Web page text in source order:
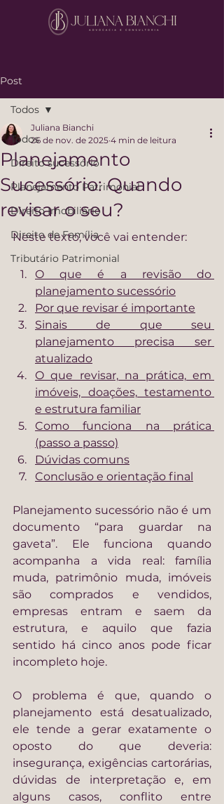
Post
Todos
Direito sucessório
Planejamento Patrimonial
Direito Imobiliário
Direito de Família
Tributário Patrimonial
Todos
Planejamento
Sucessório: Quando
revisar o seu?
Juliana Bianchi
26 de nov. de 2025 4 min de leitura
Neste texto, você vai entender:
O que é a revisão do
planejamento sucessório
Por que revisar é importante
Sinais de que seu
planejamento precisa ser
atualizado
O que revisar, na prática, em
imóveis, doações, testamento
e estrutura familiar
Como funciona na prática
(passo a passo)
Dúvidas comuns
Conclusão e orientação final
Planejamento sucessório não é um
documento “para guardar na
gaveta”. Ele funciona quando
acompanha a vida real: família
muda, patrimônio muda, imóveis
são comprados e vendidos,
empresas entram e saem da
estrutura, e aquilo que fazia
sentido há cinco anos pode ficar
incompleto hoje.
O problema é que, quando o
planejamento está desatualizado,
ele tende a gerar exatamente o
oposto do que deveria:
insegurança, exigências cartorárias,
dúvidas de interpretação e, em
alguns casos, conflito entre